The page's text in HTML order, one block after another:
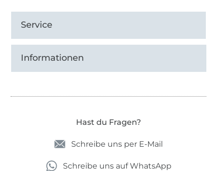
Service
Informationen
Hast du Fragen?
Schreibe uns per E-Mail
Schreibe uns auf WhatsApp